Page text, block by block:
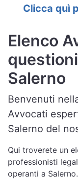
Clicca quì
Elenco
Salerno
Benvenuti
Avvocati
Salerno del
Qui troverete un
professionisti
operanti a